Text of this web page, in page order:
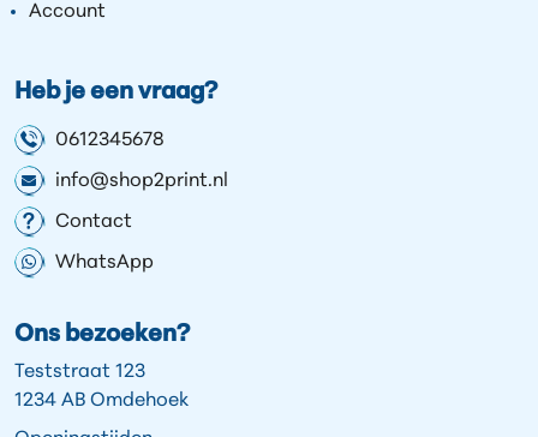
Account
Heb je een vraag?
0612345678
info@shop2print.nl
Contact
WhatsApp
Ons bezoeken?
Teststraat 123
1234 AB Omdehoek